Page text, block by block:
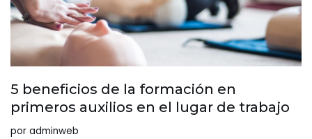
5 beneficios de la formación en
primeros auxilios en el lugar de trabajo
por adminweb